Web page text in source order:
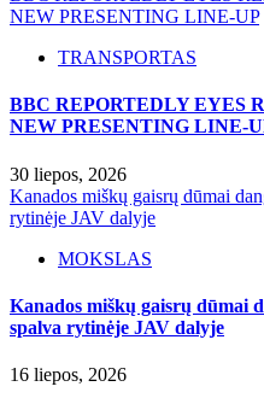
NEW PRESENTING LINE-UP
TRANSPORTAS
BBC REPORTEDLY EYES
NEW PRESENTING LINE-
30 liepos, 2026
Kanados miškų gaisrų dūmai
rytinėje JAV dalyje
MOKSLAS
Kanados miškų gaisrų dūmai
spalva rytinėje JAV dalyje
16 liepos, 2026